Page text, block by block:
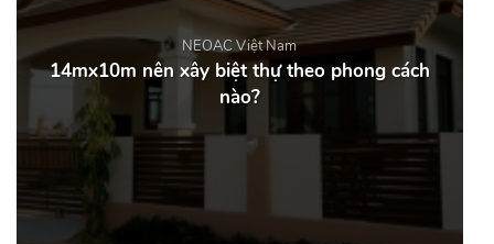
NEOAC Việt Nam
14mx10m nên xây biệt thự theo phong cách
nào?